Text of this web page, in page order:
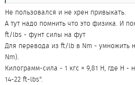
1. "Резьбу каждой свечи покрываем
смазкой и вставляем
свечу на место." Что это за смазка, и где
2. "Момент затяжки свечи равен 14-22 ft-
3. "Внутреннюю часть резьбы каждой
контакт с
искрой, покрываем тонким слоем
вопрос, что это
Не пользовался и не хрен привыкать.
А тут надо помнить что это физика. И
ft/lbs - фунт силы на фут
Для перевода из ft/lb в Nm - умножить
Nm).
Килограмм-сила - 1 кгс = 9,81 Н, где Н -
14-22 ft-lbs".